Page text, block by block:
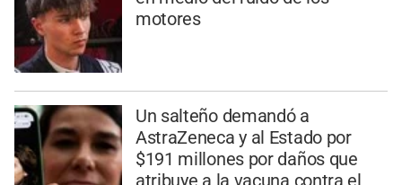
motores
Un salteño demandó a
AstraZeneca y al Estado por
$191 millones por daños que
atribuye a la vacuna contra el